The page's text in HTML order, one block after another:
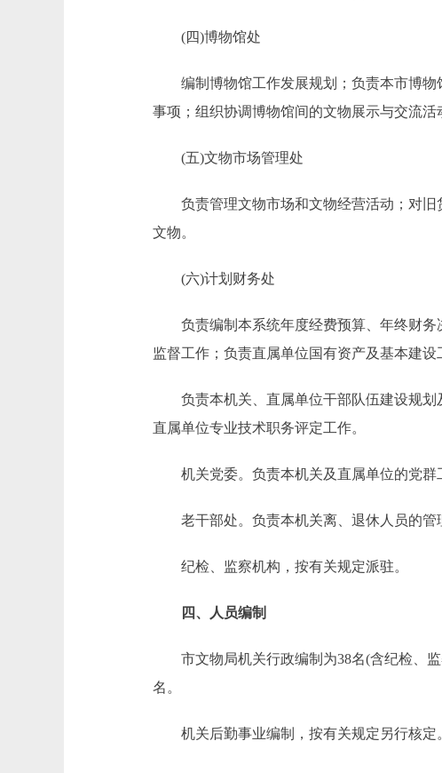
(四)博物馆处
编制博物馆工作发展规划；负责本市博物
事项；组织协调博物馆间的文物展示与交流活
(五)文物市场管理处
负责管理文物市场和文物经营活动；对旧
文物。
(六)计划财务处
负责编制本系统年度经费预算、年终财务
监督工作；负责直属单位国有资产及基本建
负责本机关、直属单位干部队伍建设规划
直属单位专业技术职务评定工作。
机关党委。负责本机关及直属单位的党群
老干部处。负责本机关离、退休人员的管
纪检、监察机构，按有关规定派驻。
四、人员编制
市文物局机关行政编制为38名(含纪检、监
名。
机关后勤事业编制，按有关规定另行核定